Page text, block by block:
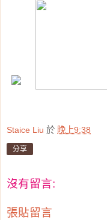
Staice Liu 於 晚上9:38
分享
沒有留言:
張貼留言